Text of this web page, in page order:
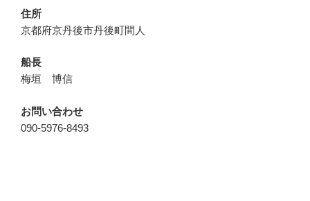
住所
京都府京丹後市丹後町間人
船長
梅垣 博信
お問い合わせ
090-5976-8493